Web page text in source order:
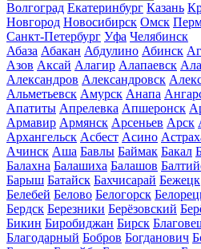
Волгоград Екатеринбург Казань
Новгород Новосибирск Омск
Санкт-Петербург Уфа Челябинск
Абаза Абакан Абдулино Абинск
Азов Аксай Алагир Алапаевск
Александров Александровск
Альметьевск Амурск Анапа
Апатиты Апрелевка Апшеронск
Армавир Армянск Арсеньев Арск
Архангельск Асбест Асино
Ачинск Аша Бавлы Баймак Бакал
Балахна Балашиха Балашов
Барыш Батайск Бахчисарай Бежецк
Белебей Белово Белогорск
Бердск Березники Берёзовский
Бикин Биробиджан Бирск
Благодарный Бобров Богданович